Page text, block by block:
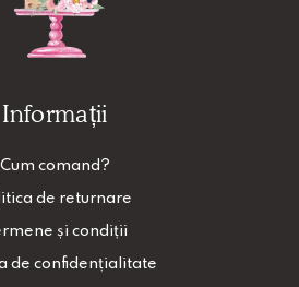
Informații
Cum comand?
de returnare
și condiții
de confidențialitate